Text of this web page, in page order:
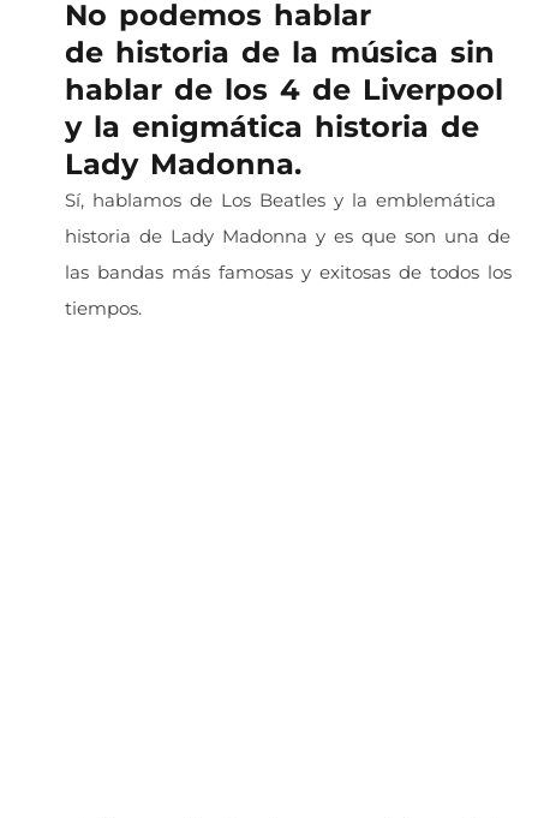
No podemos hablar
de historia de la música sin
hablar de los 4 de Liverpool
y la enigmática historia de
Lady Madonna.
Sí, hablamos de Los Beatles y la emblemática
historia de Lady Madonna y es que son una de
las bandas más famosas y exitosas de todos los
tiempos.